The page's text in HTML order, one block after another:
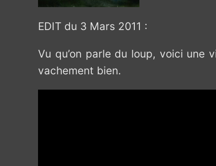
EDIT du 3 Mars 2011 :
Vu qu’on parle du loup, voici une
vachement bien.